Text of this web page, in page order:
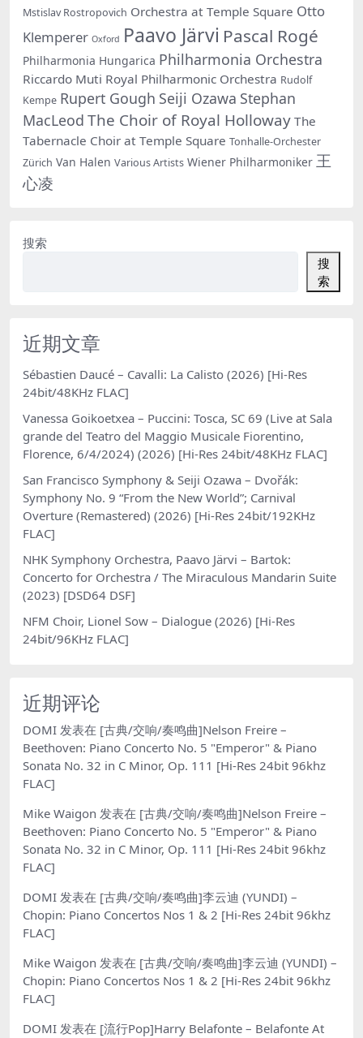
Mstislav Rostropovich Orchestra at Temple Square Otto
Klemperer Oxford Paavo Järvi Pascal Rogé
Philharmonia Hungarica Philharmonia Orchestra
Riccardo Muti Royal Philharmonic Orchestra Rudolf
Kempe Rupert Gough Seiji Ozawa Stephan
MacLeod The Choir of Royal Holloway The
Tabernacle Choir at Temple Square Tonhalle-Orchester
Zürich Van Halen Various Artists Wiener Philharmoniker 王
心凌
搜索
搜
索
近期文章
Sébastien Daucé – Cavalli: La Calisto (2026) [Hi-Res
24bit/48KHz FLAC]
Vanessa Goikoetxea – Puccini: Tosca, SC 69 (Live at Sala
grande del Teatro del Maggio Musicale Fiorentino,
Florence, 6/4/2024) (2026) [Hi-Res 24bit/48KHz FLAC]
San Francisco Symphony & Seiji Ozawa – Dvořák:
Symphony No. 9 “From the New World”; Carnival
Overture (Remastered) (2026) [Hi-Res 24bit/192KHz
FLAC]
NHK Symphony Orchestra, Paavo Järvi – Bartok:
Concerto for Orchestra / The Miraculous Mandarin Suite
(2023) [DSD64 DSF]
NFM Choir, Lionel Sow – Dialogue (2026) [Hi-Res
24bit/96KHz FLAC]
近期评论
DOMI 发表在 [古典/交响/奏鸣曲]Nelson Freire –
Beethoven: Piano Concerto No. 5 "Emperor" & Piano
Sonata No. 32 in C Minor, Op. 111 [Hi-Res 24bit 96khz
FLAC]
Mike Waigon 发表在 [古典/交响/奏鸣曲]Nelson Freire –
Beethoven: Piano Concerto No. 5 "Emperor" & Piano
Sonata No. 32 in C Minor, Op. 111 [Hi-Res 24bit 96khz
FLAC]
DOMI 发表在 [古典/交响/奏鸣曲]李云迪 (YUNDI) –
Chopin: Piano Concertos Nos 1 & 2 [Hi-Res 24bit 96khz
FLAC]
Mike Waigon 发表在 [古典/交响/奏鸣曲]李云迪 (YUNDI) –
Chopin: Piano Concertos Nos 1 & 2 [Hi-Res 24bit 96khz
FLAC]
DOMI 发表在 [流行Pop]Harry Belafonte – Belafonte At